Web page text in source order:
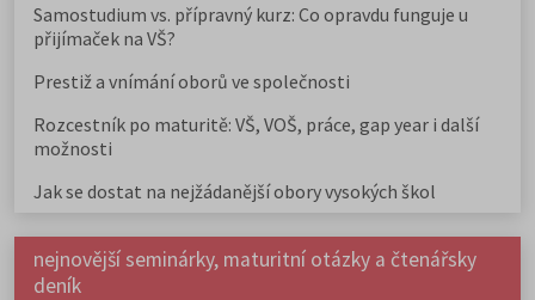
Samostudium vs. přípravný kurz: Co opravdu funguje u
přijímaček na VŠ?
Prestiž a vnímání oborů ve společnosti
Rozcestník po maturitě: VŠ, VOŠ, práce, gap year i další
možnosti
Jak se dostat na nejžádanější obory vysokých škol
nejnovější seminárky, maturitní otázky a čtenářsky
deník